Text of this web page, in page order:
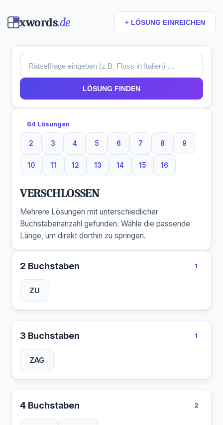
xwords.de + LÖSUNG EINREICHEN
LÖSUNG FINDEN
64 Lösungen
2
2 Buchstaben
3
3 Buchstaben
4
4 Buchstaben
5
5 Buchstaben
6
6 Buchstaben
7
7 Buchstaben
8
8 Buchstaben
9
9
10
10 Buchstaben
11
11 Buchstaben
12
12 Buchstaben
13
13 Buchstaben
14
14 Buchstaben
15
15 Buchstaben
16
16 Buchstaben
VERSCHLOSSEN
Mehrere Lösungen mit unterschiedlicher
Buchstabenanzahl gefunden. Wähle die passende
Länge, um direkt dorthin zu springen.
2 Buchstaben 1
ZU
3 Buchstaben 1
ZAG
4 Buchstaben 2